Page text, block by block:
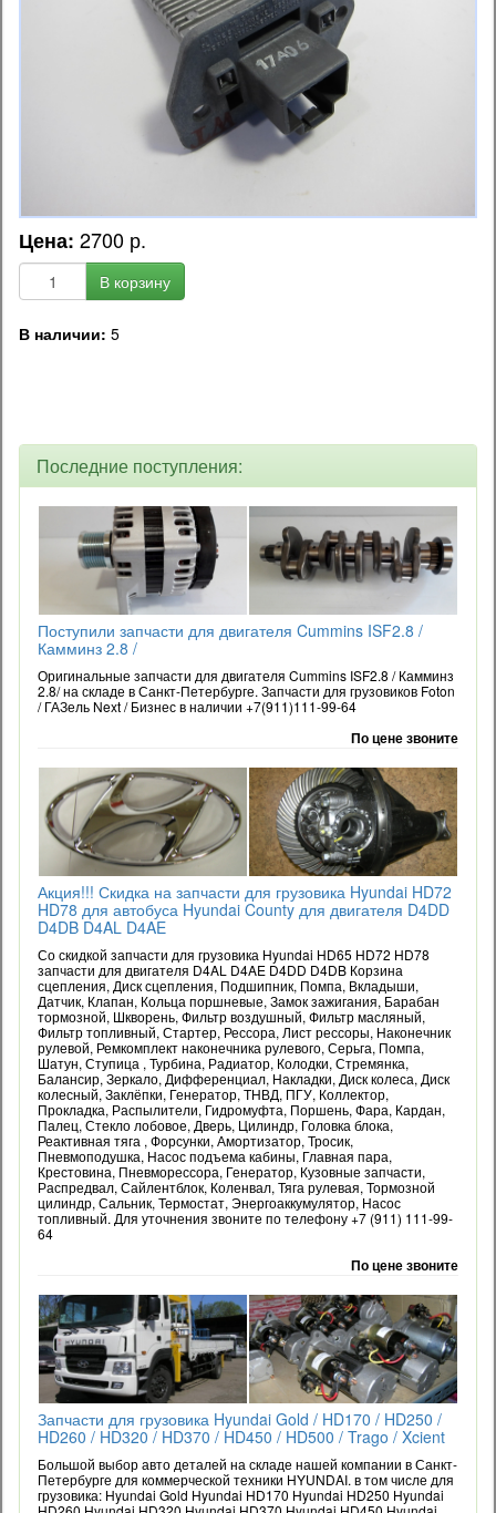
Цена: 2700 р.
В корзину
В наличии: 5
Последние поступления:
Поступили запчасти для двигателя Cummins ISF2.8 /
Камминз 2.8 /
Оригинальные запчасти для двигателя Cummins ISF2.8 / Камминз
2.8/ на складе в Санкт-Петербурге. Запчасти для грузовиков Foton
/ ГАЗель Next / Бизнес в наличии +7(911)111-99-64
По цене звоните
Акция!!! Скидка на запчасти для грузовика Hyundai HD72
HD78 для автобуса Hyundai County для двигателя D4DD
D4DB D4AL D4AE
Со скидкой запчасти для грузовика Hyundai HD65 HD72 HD78
запчасти для двигателя D4AL D4AE D4DD D4DB Корзина
сцепления, Диск сцепления, Подшипник, Помпа, Вкладыши,
Датчик, Клапан, Кольца поршневые, Замок зажигания, Барабан
тормозной, Шкворень, Фильтр воздушный, Фильтр масляный,
Фильтр топливный, Стартер, Рессора, Лист рессоры, Наконечник
рулевой, Ремкомплект наконечника рулевого, Серьга, Помпа,
Шатун, Ступица , Турбина, Радиатор, Колодки, Стремянка,
Балансир, Зеркало, Дифференциал, Накладки, Диск колеса, Диск
колесный, Заклёпки, Генератор, ТНВД, ПГУ, Коллектор,
Прокладка, Распылители, Гидромуфта, Поршень, Фара, Кардан,
Палец, Стекло лобовое, Дверь, Цилиндр, Головка блока,
Реактивная тяга , Форсунки, Амортизатор, Тросик,
Пневмоподушка, Насос подъема кабины, Главная пара,
Крестовина, Пневморессора, Генератор, Кузовные запчасти,
Распредвал, Сайлентблок, Коленвал, Тяга рулевая, Тормозной
цилиндр, Сальник, Термостат, Энергоаккумулятор, Насос
топливный. Для уточнения звоните по телефону +7 (911) 111-99-
64
По цене звоните
Запчасти для грузовика Hyundai Gold / HD170 / HD250 /
HD260 / HD320 / HD370 / HD450 / HD500 / Trago / Xcient
Большой выбор авто деталей на складе нашей компании в Санкт-
Петербурге для коммерческой техники HYUNDAI. в том числе для
грузовика: Hyundai Gold Hyundai HD170 Hyundai HD250 Hyundai